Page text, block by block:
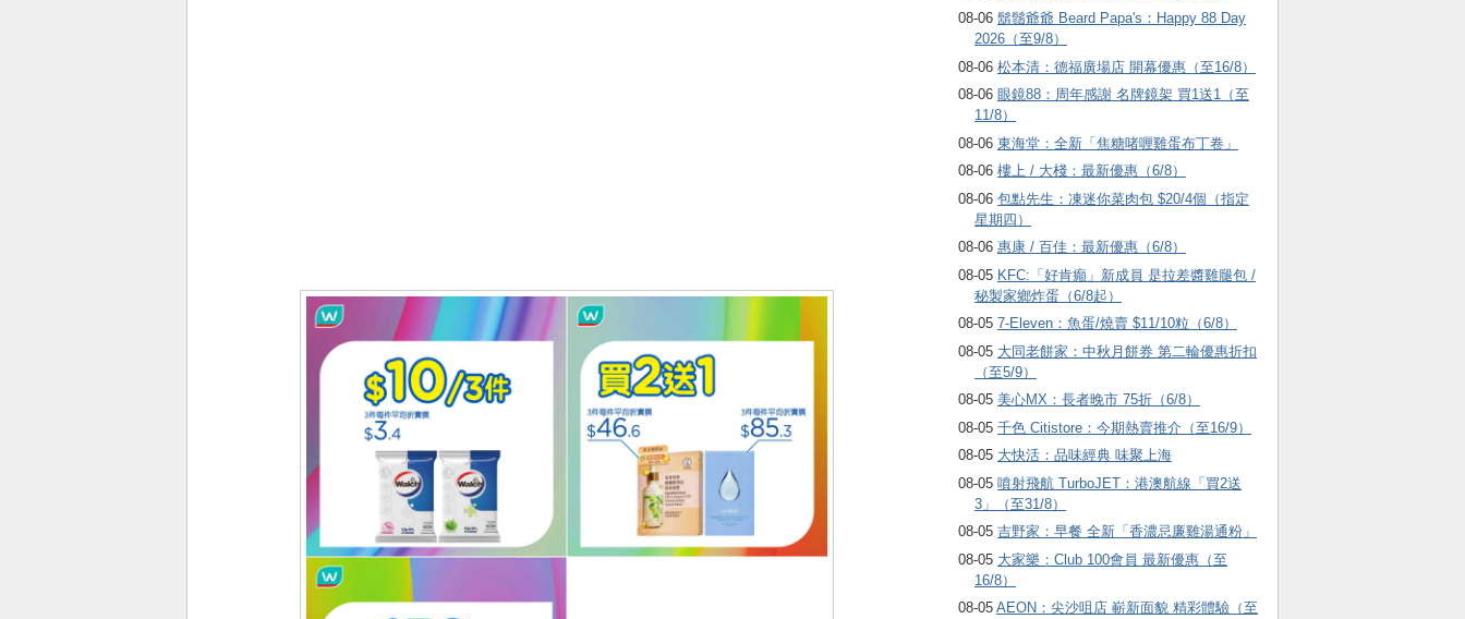
08-06 鬍鬚爺爺 Beard Papa's：Happy 88 Day
2026（至9/8）
08-06 松本清：德福廣場店 開幕優惠（至16/8）
08-06 眼鏡88：周年感謝 名牌鏡架 買1送1（至
11/8）
08-06 東海堂：全新「焦糖啫喱雞蛋布丁卷」
08-06 樓上 / 大棧：最新優惠（6/8）
08-06 包點先生：凍迷你菜肉包 $20/4個（指定
星期四）
08-06 惠康 / 百佳：最新優惠（6/8）
08-05 KFC:「好肯癲」新成員 是拉差醬雞腿包 /
秘製家鄉炸蛋（6/8起）
08-05 7-Eleven：魚蛋/燒賣 $11/10粒（6/8）
08-05 大同老餅家：中秋月餅券 第二輪優惠折扣
（至5/9）
08-05 美心MX：長者晚市 75折（6/8）
08-05 千色 Citistore：今期熱賣推介（至16/9）
08-05 大快活：品味經典 味聚上海
08-05 噴射飛航 TurboJET：港澳航線「買2送
3」（至31/8）
08-05 吉野家：早餐 全新「香濃忌廉雞湯通粉」
08-05 大家樂：Club 100會員 最新優惠（至
16/8）
08-05 AEON：尖沙咀店 嶄新面貌 精彩體驗（至